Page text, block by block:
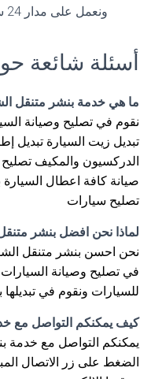
ونعمل على مدار 24 ساعة وطيلة الأسبوع.
أسئلة شائعة
ما هي خدمة بنشر متنقل
نقوم في تصليح وصيانة
تبديل زيت السيارة تبديل
الدركسيون والمكيف تصليح
صيانة كافة اعطال
تصليح سيارات
لماذا نحن افضل بنشر
نحن احسن بنشر متنقل
في تصليح وصيانة
للسيارات ونقوم في
كيف يمكنكم التواصل مع
يمكنكم التواصل مع خدمة
الضغط على زر الاتصال